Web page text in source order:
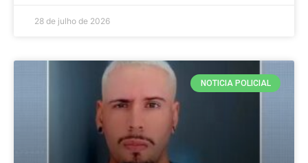
28 de julho de 2026
NOTICIA POLICIAL